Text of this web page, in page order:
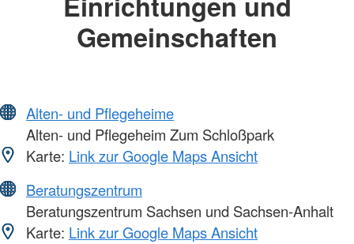
Gemeinschaften
Alten- und Pflegeheime
Alten- und Pflegeheim Zum Schloßpark
Karte: Link zur Google Maps Ansicht
Beratungszentrum
Beratungszentrum Sachsen und Sachsen-Anhalt
Karte: Link zur Google Maps Ansicht